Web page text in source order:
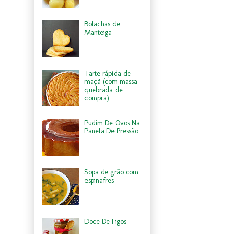
Bolachas de
Manteiga
Tarte rápida de
maçã (com massa
quebrada de
compra)
Pudim De Ovos Na
Panela De Pressão
Sopa de grão com
espinafres
Doce De Figos